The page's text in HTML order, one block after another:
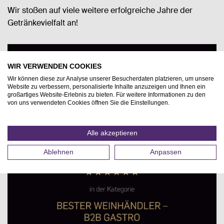
Wir stoßen auf viele weitere erfolgreiche Jahre der
Getränkevielfalt an!
WIR VERWENDEN COOKIES
Wir können diese zur Analyse unserer Besucherdaten platzieren, um unsere
Website zu verbessern, personalisierte Inhalte anzuzeigen und Ihnen ein
großartiges Website-Erlebnis zu bieten. Für weitere Informationen zu den
von uns verwendeten Cookies öffnen Sie die Einstellungen.
Alle akzeptieren
Ablehnen Anpassen